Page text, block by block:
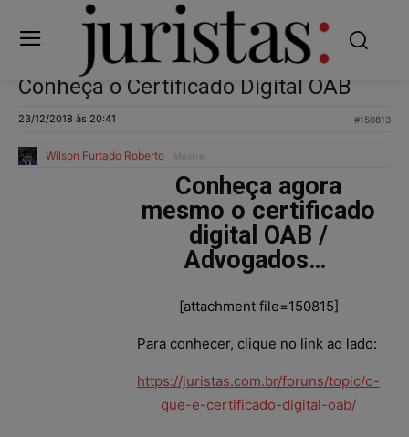
Conheça o Certificado Digital OAB
23/12/2018 às 20:41 #150813
Wilson Furtado Roberto Mestre
Conheça agora
mesmo o certificado
digital OAB /
Advogados…
[attachment file=150815]
Para conhecer, clique no link ao lado:
https://juristas.com.br/foruns/topic/o-
que-e-certificado-digital-oab/